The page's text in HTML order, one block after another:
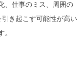
、仕事のミス、周囲の
き起こす可能性が高い